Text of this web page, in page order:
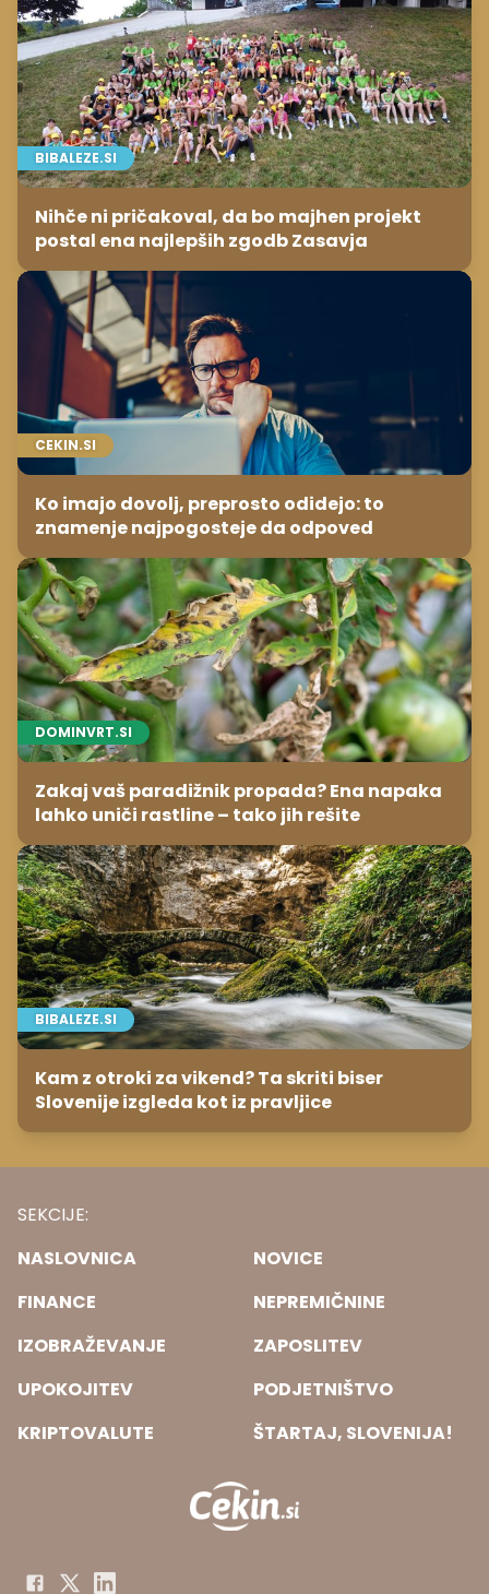
BIBALEZE.SI
Nihče ni pričakoval, da bo majhen projekt
postal ena najlepših zgodb Zasavja
CEKIN.SI
Ko imajo dovolj, preprosto odidejo: to
znamenje najpogosteje da odpoved
DOMINVRT.SI
Zakaj vaš paradižnik propada? Ena napaka
lahko uniči rastline – tako jih rešite
BIBALEZE.SI
Kam z otroki za vikend? Ta skriti biser
Slovenije izgleda kot iz pravljice
SEKCIJE:
NASLOVNICA
NOVICE
FINANCE
NEPREMIČNINE
IZOBRAŽEVANJE
ZAPOSLITEV
UPOKOJITEV
PODJETNIŠTVO
KRIPTOVALUTE
ŠTARTAJ, SLOVENIJA!